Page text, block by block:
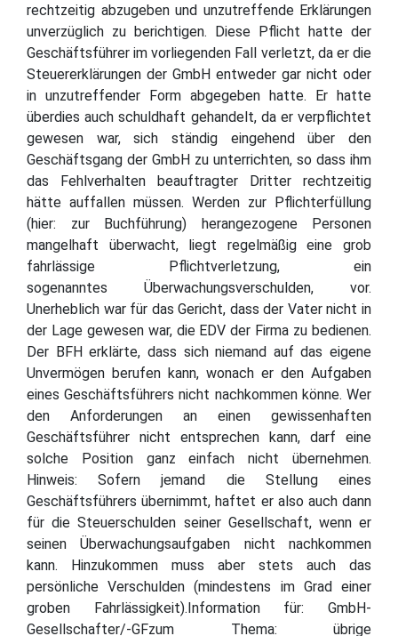
rechtzeitig abzugeben und unzutreffende Erklärungen
unverzüglich zu berichtigen. Diese Pflicht hatte der
Geschäftsführer im vorliegenden Fall verletzt, da er die
Steuererklärungen der GmbH entweder gar nicht oder
in unzutreffender Form abgegeben hatte. Er hatte
überdies auch schuldhaft gehandelt, da er verpflichtet
gewesen war, sich ständig eingehend über den
Geschäftsgang der GmbH zu unterrichten, so dass ihm
das Fehlverhalten beauftragter Dritter rechtzeitig
hätte auffallen müssen. Werden zur Pflichterfüllung
(hier: zur Buchführung) herangezogene Personen
mangelhaft überwacht, liegt regelmäßig eine grob
fahrlässige Pflichtverletzung, ein
sogenanntes Überwachungsverschulden, vor.
Unerheblich war für das Gericht, dass der Vater nicht in
der Lage gewesen war, die EDV der Firma zu bedienen.
Der BFH erklärte, dass sich niemand auf das eigene
Unvermögen berufen kann, wonach er den Aufgaben
eines Geschäftsführers nicht nachkommen könne. Wer
den Anforderungen an einen gewissenhaften
Geschäftsführer nicht entsprechen kann, darf eine
solche Position ganz einfach nicht übernehmen.
Hinweis: Sofern jemand die Stellung eines
Geschäftsführers übernimmt, haftet er also auch dann
für die Steuerschulden seiner Gesellschaft, wenn er
seinen Überwachungsaufgaben nicht nachkommen
kann. Hinzukommen muss aber stets auch das
persönliche Verschulden (mindestens im Grad einer
groben Fahrlässigkeit).Information für: GmbH-
Gesellschafter/-GFzum Thema: übrige